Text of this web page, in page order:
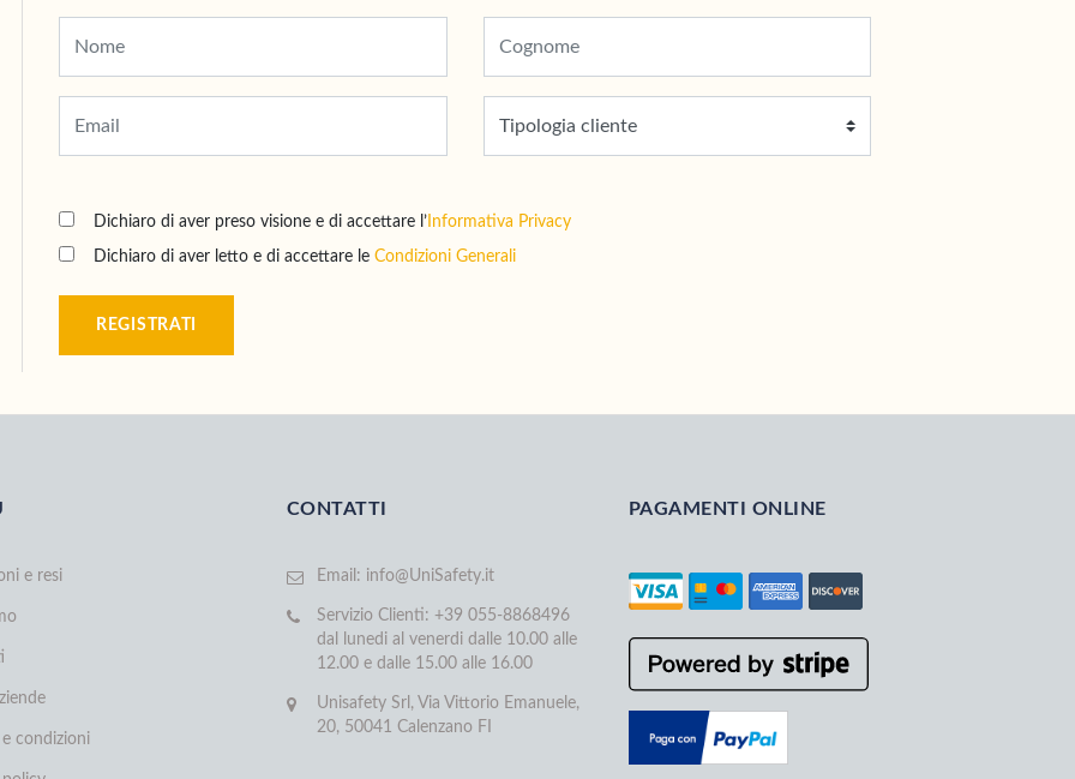
Dichiaro di aver preso visione e di accettare l’ Informativa Privacy
Dichiaro di aver letto e di accettare le Condizioni Generali
REGISTRATI
e resi
e condizioni
CONTATTI
Email: info@UniSafety.it
Servizio Clienti: +39 055-8868496
dal lunedi al venerdi dalle 10.00 alle
12.00 e dalle 15.00 alle 16.00
Unisafety Srl, Via Vittorio Emanuele,
20, 50041 Calenzano FI
PAGAMENTI ONLINE